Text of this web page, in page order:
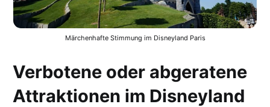
Märchenhafte Stimmung im Disneyland Paris
Verbotene oder abgeratene
Attraktionen im Disneyland